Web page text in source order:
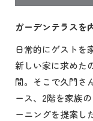
ガーデンテラスを
日常的にゲストを
新しい家に求めた
間。そこで久門さ
ース、2階を家族
ーニングを提案し